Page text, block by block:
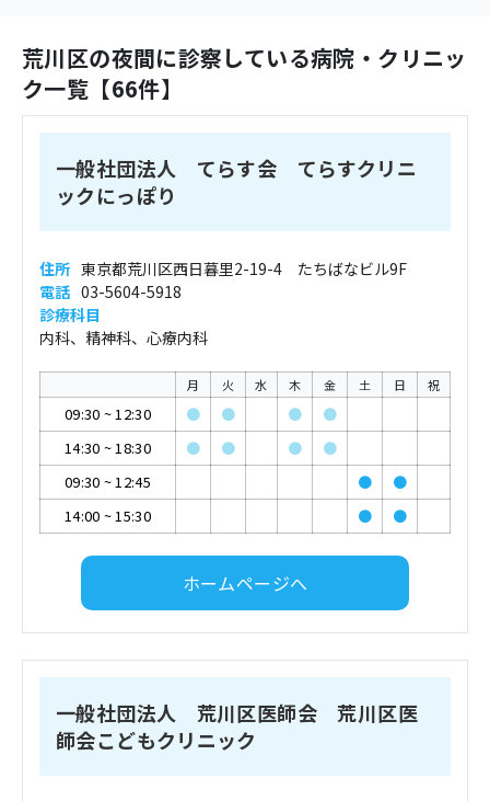
荒川区の夜間に診察している病院・クリニッ
ク一覧【66件】
一般社団法人 てらす会 てらすクリニ
ックにっぽり
住所 東京都荒川区西日暮里2-19-4 たちばなビル9F
電話 03-5604-5918
診療科目
内科、精神科、心療内科
月 火 水 木 金 土 日 祝
09:30 ~12:30 ● ● ●
●
14:30 ~18:30 ● ● ●
●
09:30 ~12:45 ●
●
14:00 ~15:30 ● ●
ホームページへ
一般社団法人 荒川区医師会 荒川区医
師会こどもクリニック